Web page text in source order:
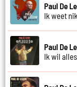
Paul De
Ik weet
Paul De
Ik wil